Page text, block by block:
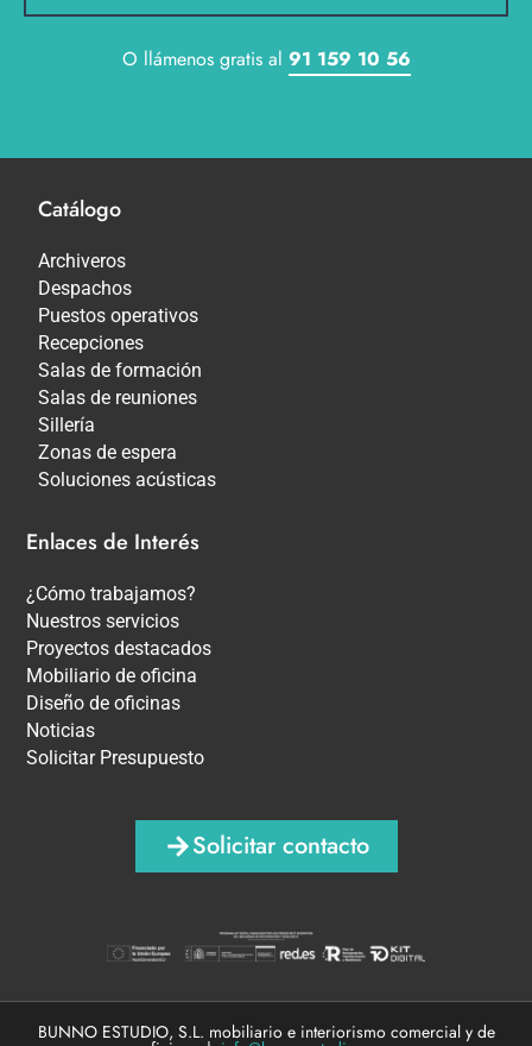
O llámenos gratis al 91 159 10 56
Catálogo
Archiveros
Despachos
Puestos operativos
Recepciones
Salas de formación
Salas de reuniones
Sillería
Zonas de espera
Soluciones acústicas
Enlaces de Interés
¿Cómo trabajamos?
Nuestros servicios
Proyectos destacados
Mobiliario de oficina
Diseño de oficinas
Noticias
Solicitar Presupuesto
Solicitar contacto
BUNNO ESTUDIO, S.L. mobiliario e interiorismo comercial y de